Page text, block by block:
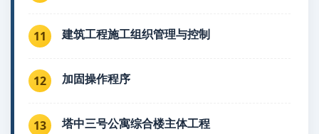
11 建筑工程施工组织管理与控制
12 加固操作程序
13 塔中三号公寓综合楼主体工程